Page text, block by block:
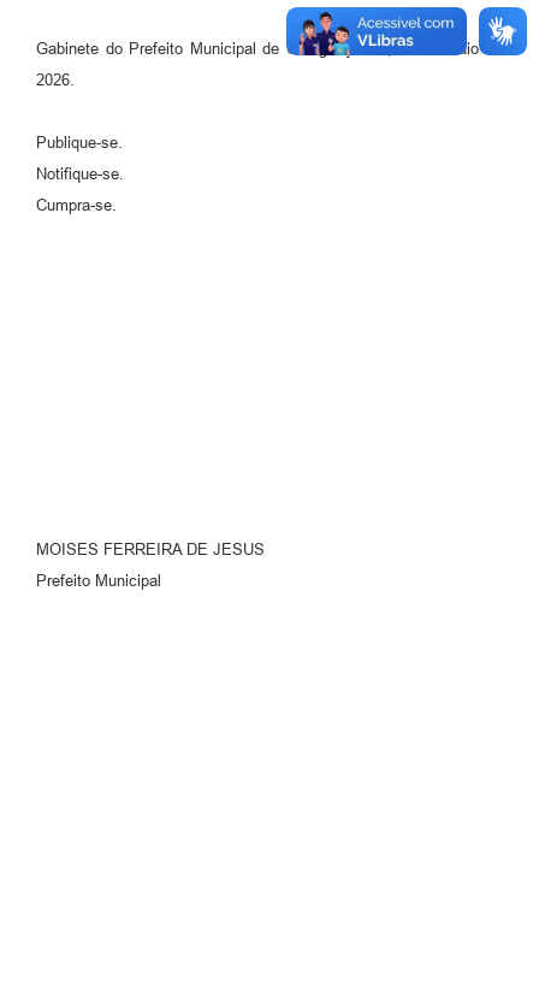
Gabinete do Prefeito Municipal de Cotriguaçu-MT, 28 de maio de
2026.
Publique-se.
Notifique-se.
Cumpra-se.
MOISES FERREIRA DE JESUS
Prefeito Municipal